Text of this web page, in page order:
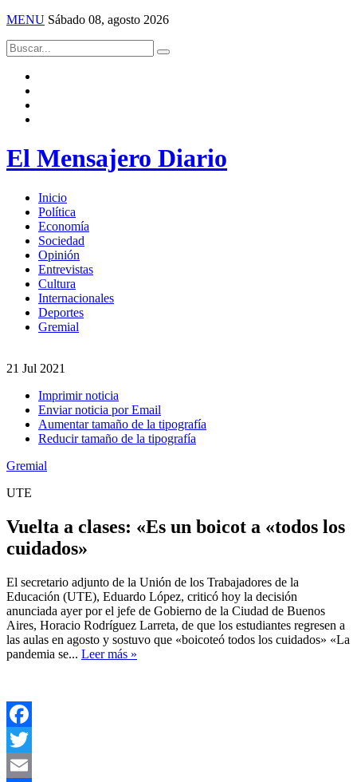
MENU Sábado 08, agosto 2026
El Mensajero Diario
Inicio
Política
Economía
Sociedad
Opinión
Entrevistas
Cultura
Internacionales
Deportes
Gremial
21 Jul 2021
Imprimir noticia
Enviar noticia por Email
Aumentar tamaño de la tipografía
Reducir tamaño de la tipografía
Gremial
UTE
Vuelta a clases: «Es un boicot a «todos los
cuidados»
El secretario adjunto de la Unión de los Trabajadores de la
Educación (UTE), Eduardo López, criticó hoy la decisión
anunciada ayer por el jefe de Gobierno de la Ciudad de Buenos
Aires, Horacio Rodríguez Larreta, de que los estudiantes regresen a
las aulas en agosto y sostuvo que «boicoteó todos los cuidados» «La
pandemia se... Leer más »
Facebook
Twitter